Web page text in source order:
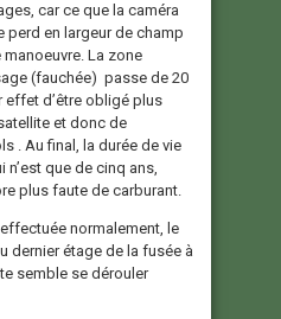
car ce que la caméra
perd en largeur de champ
La zone
(fauchée) passe de 20
effet d’être obligé plus
et donc de
. Au final, la durée de vie
que de cinq ans,
plus faute de carburant.
normalement, le
dernier étage de la fusée à
semble se dérouler